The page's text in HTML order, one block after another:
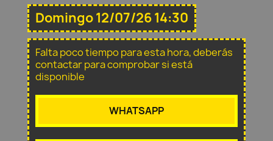
Domingo 12/07/26 14:30
Falta poco tiempo para esta hora, deberás
contactar para comprobar si está
disponible
WHATSAPP